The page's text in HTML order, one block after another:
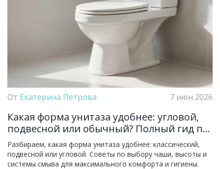
От Екатерина Петрова 7 июн 2026
Какая форма унитаза удобнее: угловой,
подвесной или обычный? Полный гид по
выбору
Разбираем, какая форма унитаза удобнее: классический,
подвесной или угловой. Советы по выбору чаши, высоты и
системы смыва для максимального комфорта и гигиены.